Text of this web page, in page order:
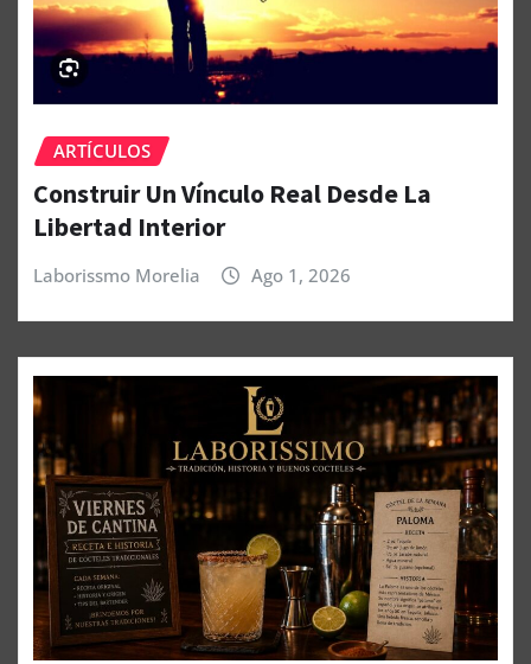
ARTÍCULOS
Construir Un Vínculo Real Desde La
Libertad Interior
Laborissmo Morelia Ago 1, 2026